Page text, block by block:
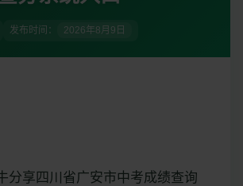
发布时间： 2026年8月9日
分享四川省广安市中考成绩查询